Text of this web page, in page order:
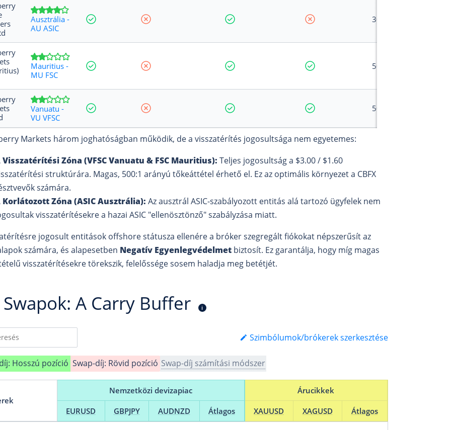
Ausztrália -
AU ASIC
30 : 1
Mauritius -
MU FSC
500 : 1
Vanuatu -
VU VFSC
500 : 1
Markets három joghatóságban működik, de a visszatérítés jogosultsága nem egyetemes:
Visszatérítési Zóna (VFSC Vanuatu & FSC Mauritius): Teljes jogosultság a $3.00 / $1.60
struktúrára. Magas, 500:1 arányú tőkeáttétel érhető el. Ez az optimális környezet a CBFX
számára.
Korlátozott Zóna (ASIC Ausztrália): Az ausztrál ASIC-szabályozott entitás alá tartozó ügyfelek nem
visszatérítésekre a hazai ASIC "ellenösztönző" szabályzása miatt.
jogosult entitások offshore státusza ellenére a bróker szegregált fiókokat népszerűsít az
számára, és alapesetben Negatív Egyenlegvédelmetbiztosít. Ez garantálja, hogy míg magas
visszatérítésekre törekszik, felelőssége sosem haladja meg betétjét.
Swapok: A Carry Buffer i
Szimbólumok/brókerek szerkesztése
Hosszú pozíció Swap-díj: Rövid pozíció Swap-díj számítási módszer
Nemzetközi devizapiac Árucikkek
EURUSD GBPJPY AUDNZD Átlagos XAUUSD XAGUSD Átlagos